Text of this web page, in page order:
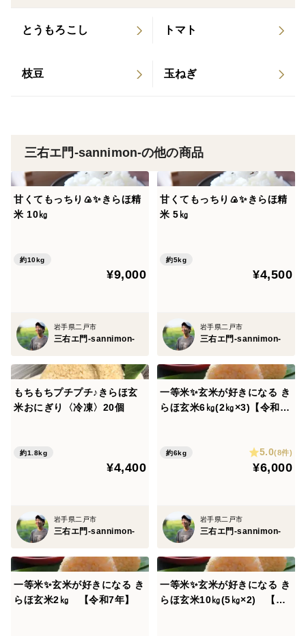
グリーンアスパラと同じように茹でてマヨネーズで食べ
🌟他にもいろんな食べ方が
「中」チンジャオロース、春巻き
調理の際の注意
ホワイトアスパラは皮があります。
調理の際には必ず皮を剥いてから調理してください。
≪ 皮むき参考動画 ≫
※10本～17本入り
※1本あたりの重さ22g～52g
・白い果実パンフレット
・皮の剥き方説明書＆レシピ
保存に関するご注意
・最高の美味しさをお届けするために冷蔵でのお届けと
なります。
とうもろこし トマト
枝豆 玉ねぎ
三右エ門-sannimon-の他の商品
甘くてもっちり🍙✨きらほ精
米 10㎏
約10kg
¥9,000
岩手県二戸市
三右エ門-sannimon-
甘くてもっちり🍙✨きらほ精
米 5㎏
約5kg
¥4,500
岩手県二戸市
三右エ門-sannimon-
もちもちプチプチ♪きらほ玄
米おにぎり〈冷凍〉20個
約1.8kg
¥4,400
岩手県二戸市
三右エ門-sannimon-
一等米✨玄米が好きになる き
らほ玄米6㎏(2㎏×3)【令和7
約6kg 5.0(8件)
¥6,000
岩手県二戸市
三右エ門-sannimon-
一等米✨玄米が好きになる き
らほ玄米2㎏ 【令和7年】
一等米✨玄米が好きになる き
らほ玄米10㎏(5㎏×2) 【令